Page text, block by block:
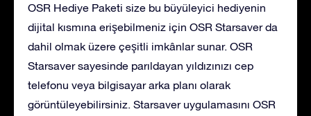
OSR Hediye Paketi size bu büyüleyici hediyenin
dijital kısmına erişebilmeniz için OSR Starsaver da
dahil olmak üzere çeşitli imkânlar sunar. OSR
Starsaver sayesinde parıldayan yıldızınızı cep
telefonu veya bilgisayar arka planı olarak
görüntüleyebilirsiniz. Starsaver uygulamasını OSR